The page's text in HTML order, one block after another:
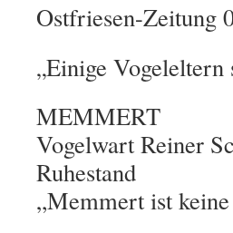
Ostfriesen-Zeitung
„Einige
MEMMERT
Vogelwart Reiner
Ruhestand
„Memmert ist